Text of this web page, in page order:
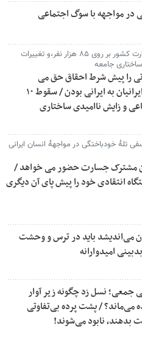
در مواجهه با سوگ اجتماعی
یافته‌های پایش ملی وزارت کشور بر روی ۸۵ هزار نفر،و تغییرات
جامعه
را پیش شرط احقاق حق می
دانند/ افتخار ۷۶% ایرانیان به ایرانی بودن / سقوط ۱۰
و زایش ناامیدی ساختاری
تلهٔ خودباختگی در مواجههٔ انسان ایرانی
مشترک جسارت حضور می خواهد /
انتقادی خود را پیش پای آن دیگری
می‌اندیشد باید در ترس و وحشت
امیدوارانه
نسل زد چگونه زیر آوار
می‌ماند؟ / پشت پرده بی‌تفاوتی
بدهند، نابود می‌شوند!